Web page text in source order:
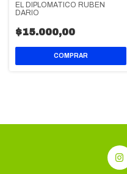
EL DIPLOMATICO RUBEN
DARIO
$15.000,00